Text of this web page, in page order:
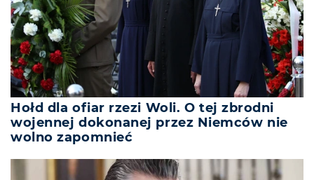
Hołd dla ofiar rzezi Woli. O tej zbrodni
wojennej dokonanej przez Niemców nie
wolno zapomnieć